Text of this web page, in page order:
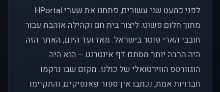
לפני כמעט שני עשורים, פתחנו את שערי HPortal
מתוך חלום פשוט: ליצור בית חם וקהילה אוהבת עבור
חובבי הארי פוטר בישראל. מאז ועד היום, האתר הזה
היה הרבה יותר מסתם דף אינטרנט – הוא היה
הוגוורטס הווירטואלי של כולנו. מקום שבו נרקמו
חברויות אמת, נכתבו אין־ספור פאנפיקים, והתקיימו